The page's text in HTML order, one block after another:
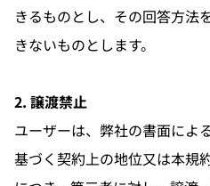
きるものとし、その回答方法
きないものとします。
2. 譲渡禁止
ユーザーは、弊社の書面によ
基づく契約上の地位又は本規